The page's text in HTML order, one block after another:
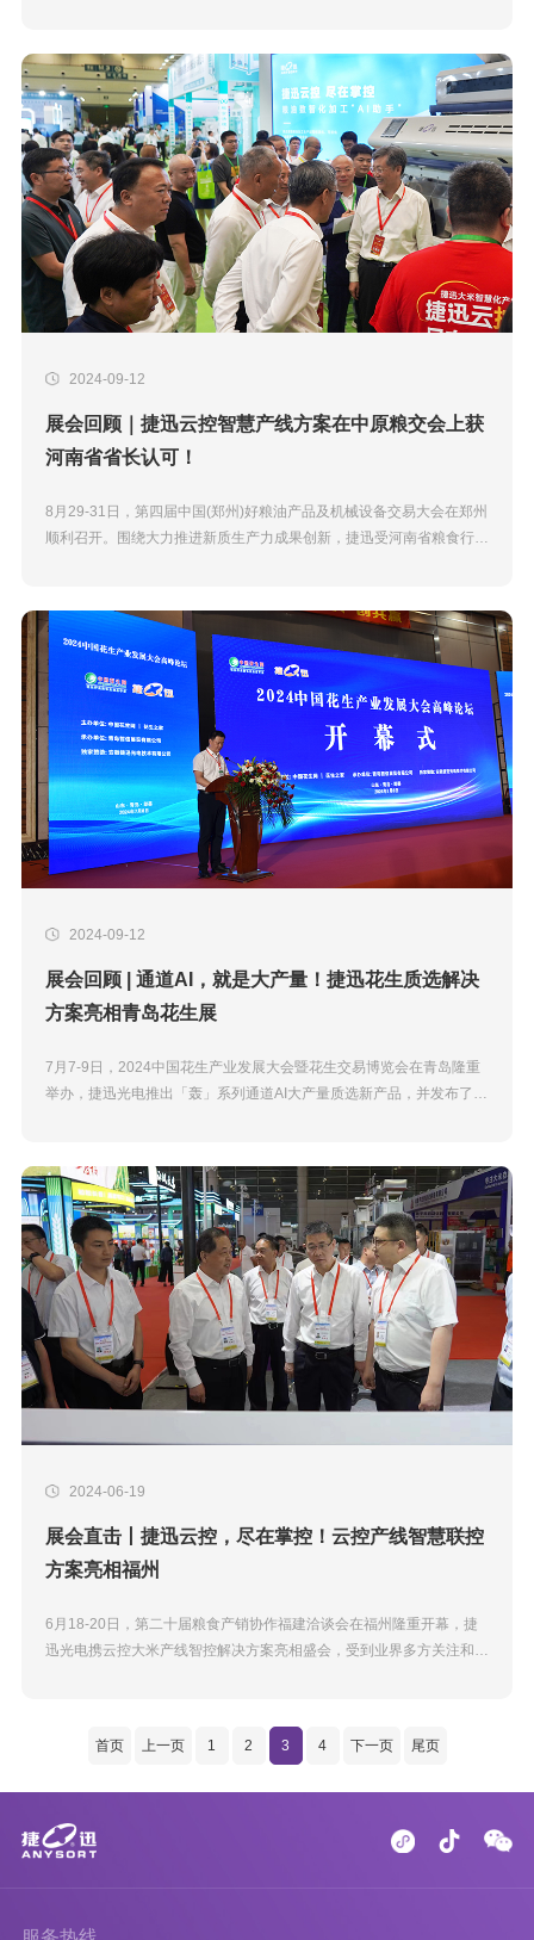
2024-09-12
展会回顾｜捷迅云控智慧产线方案在中原粮交会上获
河南省省长认可！
8月29-31日，第四届中国(郑州)好粮油产品及机械设备交易大会在郑州
顺利召开。围绕大力推进新质生产力成果创新，捷迅受河南省粮食行业
2024-09-12
展会回顾 | 通道AI，就是大产量！捷迅花生质选解决
方案亮相青岛花生展
7月7-9日，2024中国花生产业发展大会暨花生交易博览会在青岛隆重
举办，捷迅光电推出「轰」系列通道AI大产量质选新产品，并发布了行
2024-06-19
展会直击丨捷迅云控，尽在掌控！云控产线智慧联控
方案亮相福州
6月18-20日，第二十届粮食产销协作福建洽谈会在福州隆重开幕，捷
迅光电携云控大米产线智控解决方案亮相盛会，受到业界多方关注和好
首页 上一页 1 2 3 4 下一页 尾页